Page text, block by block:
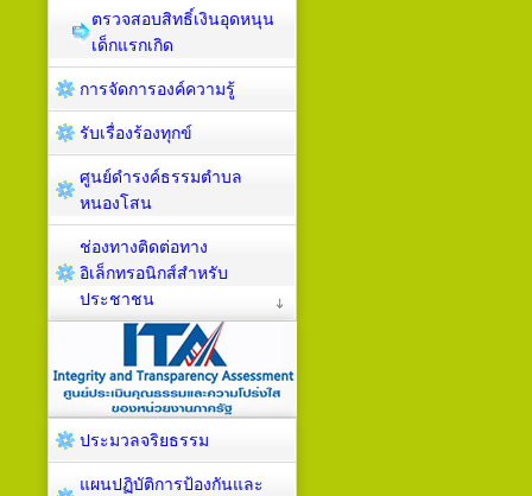
ตรวจสอบสิทธิ์เงินอุดหนุน
เด็กแรกเกิด
การจัดการองค์ความรู้
รับเรื่องร้องทุกข์
ศูนย์ดำรงค์ธรรมตำบล
หนองโสน
ช่องทางติดต่อทาง
อิเล็กทรอนิกส์สำหรับ
ประชาชน
ประมวลจริยธรรม
แผนปฏิบัติการป้องกันและ